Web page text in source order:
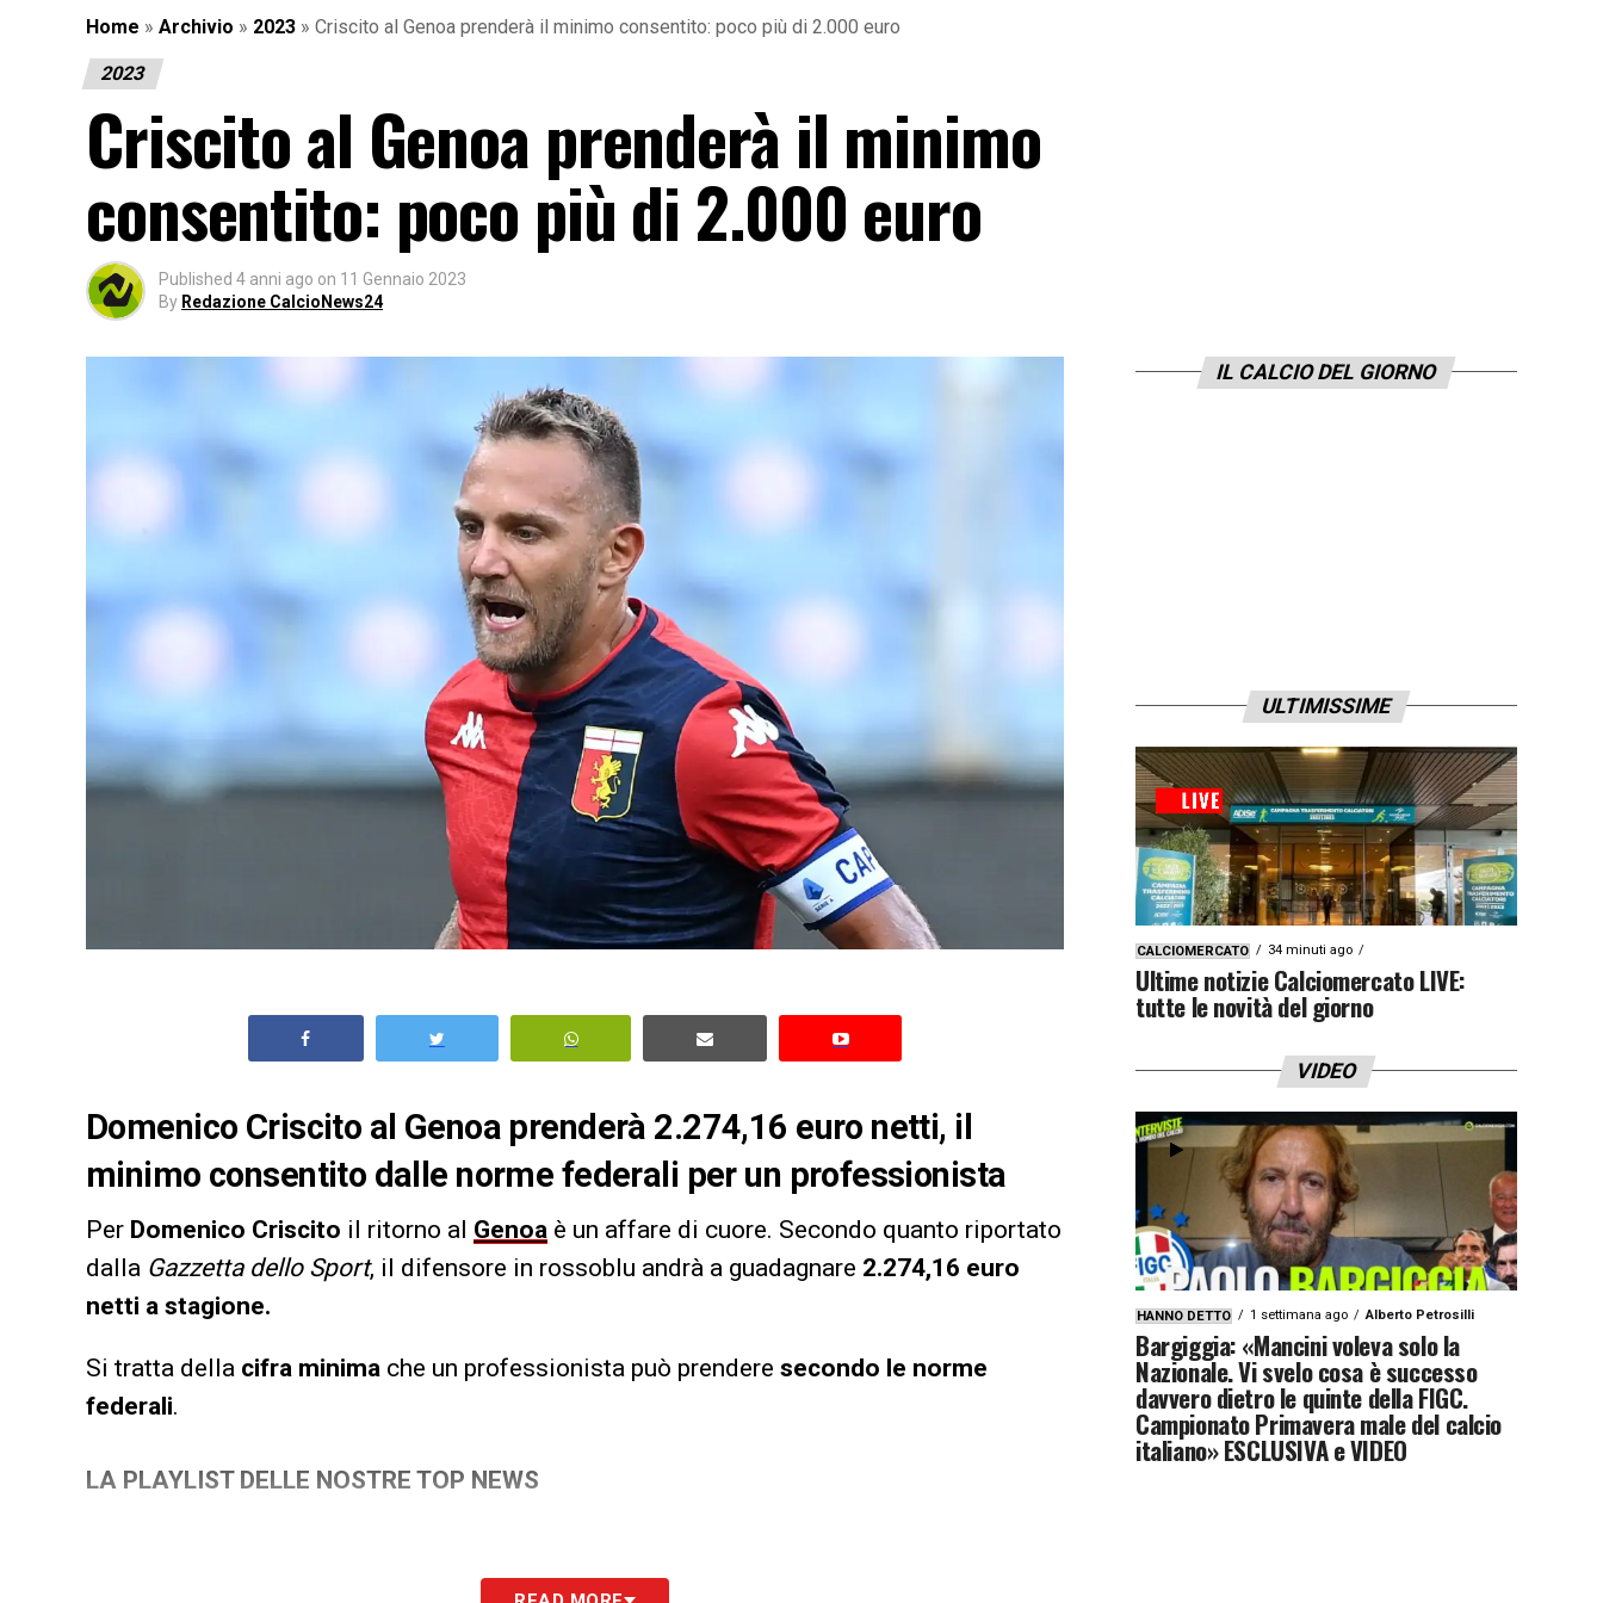
Home » Archivio » 2023 » Criscito al Genoa prenderà il minimo consentito: poco più di 2.000 euro
2023
Criscito al Genoa prenderà il minimo
consentito: poco più di 2.000 euro
Published 4 anni ago on 11 Gennaio 2023
By Redazione CalcioNews24
Domenico Criscito al Genoa prenderà 2.274,16 euro netti, il
minimo consentito dalle norme federali per un professionista
Per Domenico Criscito il ritorno al Genoa è un affare di cuore. Secondo quanto riportato
dalla Gazzetta dello Sport, il difensore in rossoblu andrà a guadagnare 2.274,16 euro
netti a stagione.
Si tratta della cifra minima che un professionista può prendere secondo le norme
federali.
LA PLAYLIST DELLE NOSTRE TOP NEWS
IL CALCIO DEL GIORNO
ULTIMISSIME
CALCIOMERCATO 34 minuti ago
Ultime notizie Calciomercato LIVE:
tutte le novità del giorno
VIDEO
HANNO DETTO 1 settimana ago Alberto Petrosilli
Bargiggia: «Mancini voleva solo la
Nazionale. Vi svelo cosa è successo
davvero dietro le quinte della FIGC.
Campionato Primavera male del calcio
italiano» ESCLUSIVA e VIDEO